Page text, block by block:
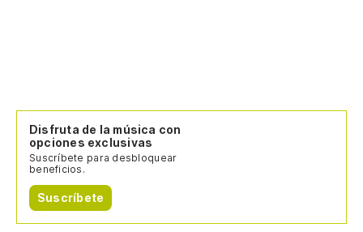
Disfruta de la música con
opciones exclusivas
Suscríbete para desbloquear
beneficios.
Suscríbete